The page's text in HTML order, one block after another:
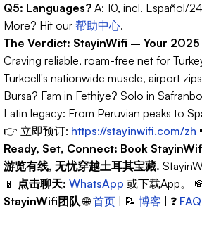
Q5: Languages?
More? Hit our 帮助中心.
The Verdict: StayinWifi – Your
Craving reliable, roam-free net for
Turkcell's nationwide muscle, airport
Bursa? Fam in Fethiye? Solo in
Latin legacy: From Peruvian peaks to
👉 立即预订: https://stayinwifi.com/zh
Ready, Set, Connect: Book
游览有线, 无忧穿越土耳其宝藏.
📱 点击聊天: WhatsApp 或下载App。
StayinWifi团队🌐首页 | 📝 博客 | ❓ FAQ